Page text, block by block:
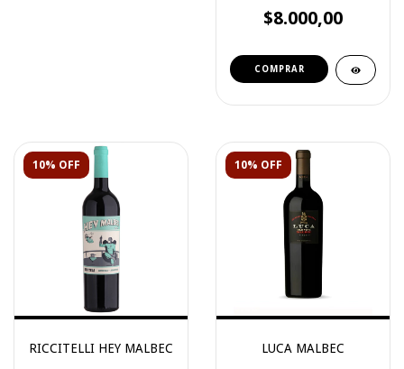
$8.000,00
10% OFF
RICCITELLI HEY MALBEC
10% OFF
LUCA MALBEC